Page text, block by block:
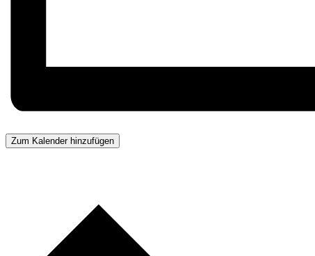
Zum Kalender hinzufügen